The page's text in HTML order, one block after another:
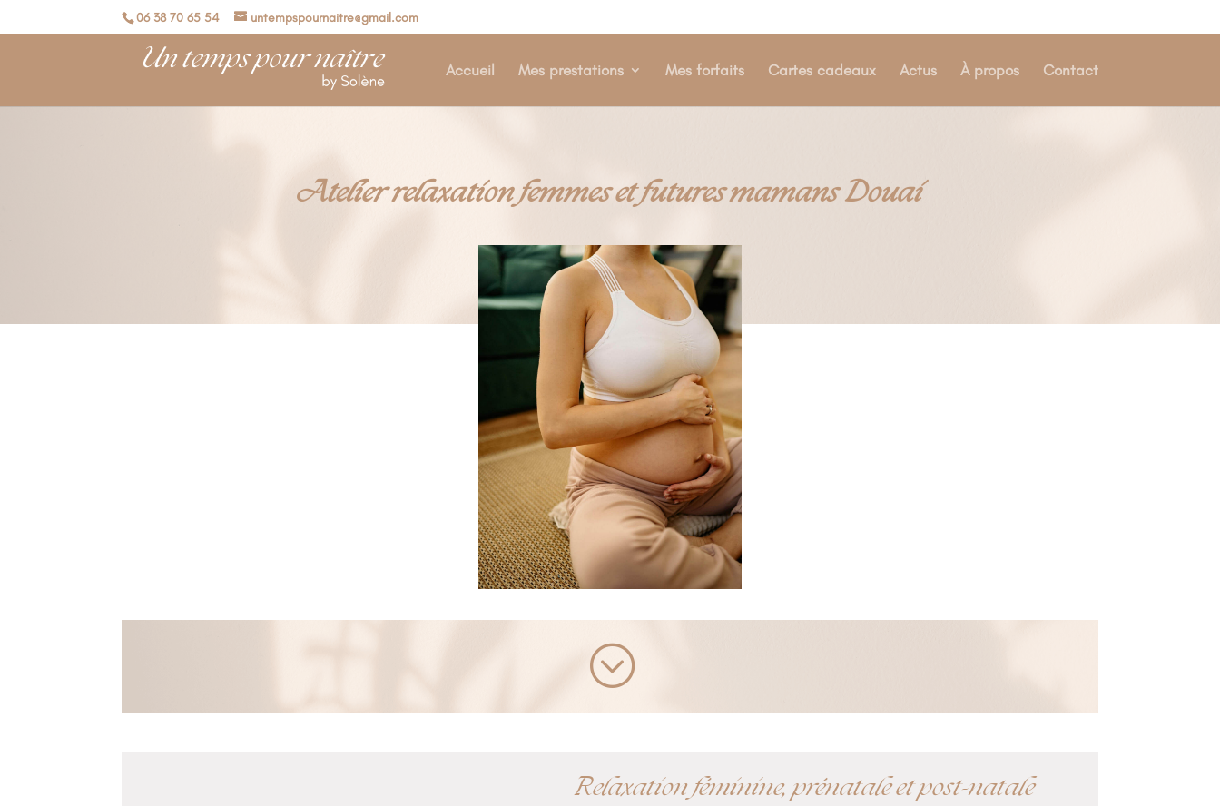
06 38 70 65 54 untempspournaitre@gmail.com
Accueil Mes prestations Mes forfaits Cartes cadeaux Actus À propos Contact
Atelier relaxation femmes et futures mamans Douai
;
Relaxation féminine, prénatale et post-natale